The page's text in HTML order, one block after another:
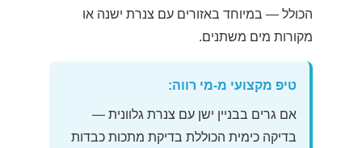
הכולל — במיוחד באזורים עם צנרת ישנה או
מקורות מים משתנים.
טיפ מקצועי מ-מי רווה:
אם גרים בבניין ישן עם צנרת גלוונית —
בדיקה כימית הכוללת בדיקת מתכות כבדות